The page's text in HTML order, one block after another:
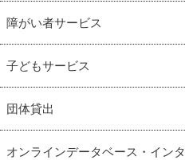
障がい者サービス
子どもサービス
団体貸出
オンラインデータベース・イン